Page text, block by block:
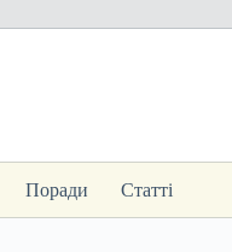
Поради Статті